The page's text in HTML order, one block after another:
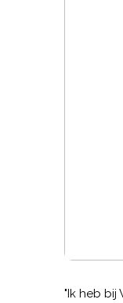
"Ik heb bij